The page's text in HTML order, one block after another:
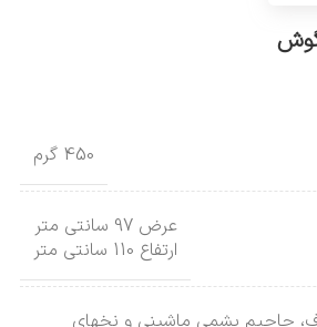
450 گرم
عرض 97 سانتی متر
ارتفاع 110 سانتی متر
جاجیم پشمی ماشینی و نخهای